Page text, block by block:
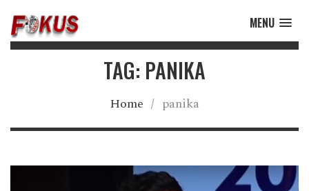
MENU
TAG: PANIKA
Home / panika